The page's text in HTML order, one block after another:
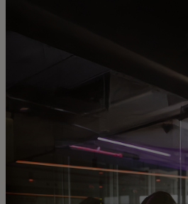
Для всего мира
Для новаторов